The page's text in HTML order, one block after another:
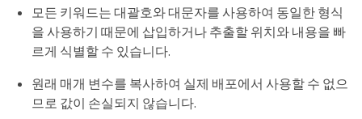
모든 키워드는 대괄호와 대문자를 사용하여 동일한 형식
을 사용하기 때문에 삽입하거나 추출할 위치와 내용을 빠
르게 식별할 수 있습니다.
원래 매개 변수를 복사하여 실제 배포에서 사용할 수 없으
므로 값이 손실되지 않습니다.